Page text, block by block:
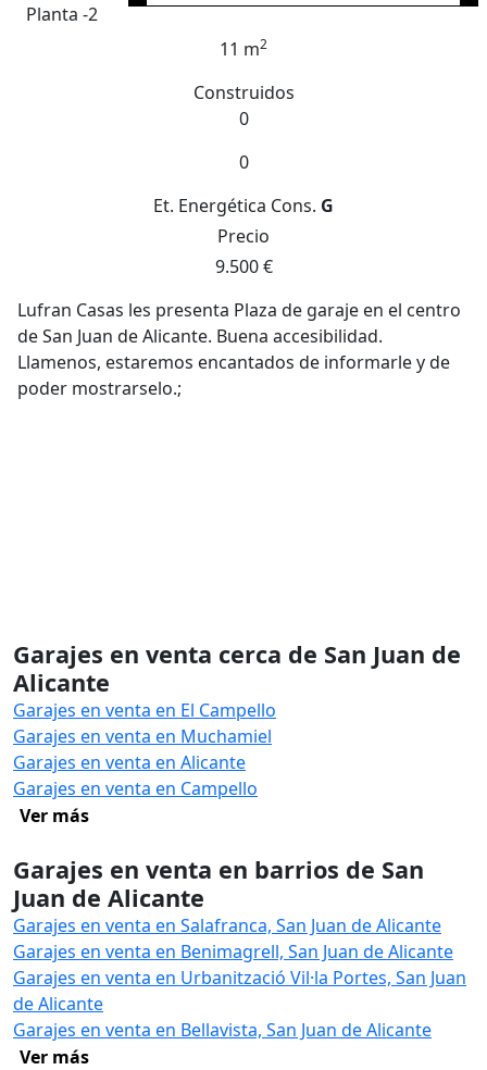
Planta -2
11 m2
Construidos
0
0
Et. Energética Cons. G
Precio
9.500 €
Lufran Casas les presenta Plaza de garaje en el centro
de San Juan de Alicante. Buena accesibilidad.
Llamenos, estaremos encantados de informarle y de
poder mostrarselo.;
Garajes en venta cerca de San Juan de
Alicante
Garajes en venta en El Campello
Garajes en venta en Muchamiel
Garajes en venta en Alicante
Garajes en venta en Campello
Ver más
Garajes en venta en barrios de San
Juan de Alicante
Garajes en venta en Salafranca, San Juan de Alicante
Garajes en venta en Benimagrell, San Juan de Alicante
Garajes en venta en Urbanització Vil·la Portes, San Juan
de Alicante
Garajes en venta en Bellavista, San Juan de Alicante
Ver más